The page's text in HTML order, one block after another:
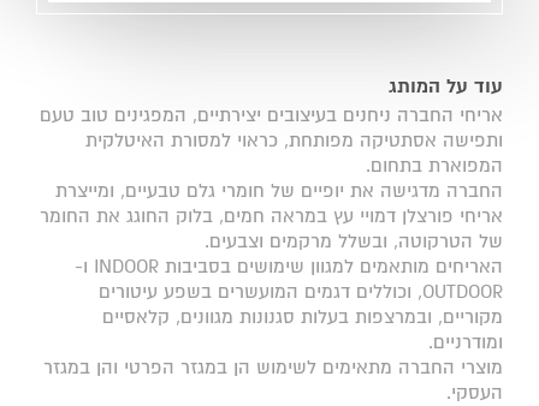
עוד על המותג
אריחי החברה ניחנים בעיצובים יצירתיים, המפגינים טוב טעם
ותפישה אסתטיקה מפותחת, כראוי למסורת האיטלקית
המפוארת בתחום.
החברה מדגישה את יופיים של חומרי גלם טבעיים, ומייצרת
אריחי פורצלן דמויי עץ במראה חמים, בלוק החוגג את החומר
של הטרקוטה, ובשלל מרקמים וצבעים.
האריחים מותאמים למגוון שימושים בסביבות INDOOR ו-
OUTDOOR, וכוללים דגמים המועשרים בשפע עיטורים
מקוריים, ובמרצפות בעלות סגנונות מגוונים, קלאסיים
ומודרניים.
מוצרי החברה מתאימים לשימוש הן במגזר הפרטי והן במגזר
העסקי.